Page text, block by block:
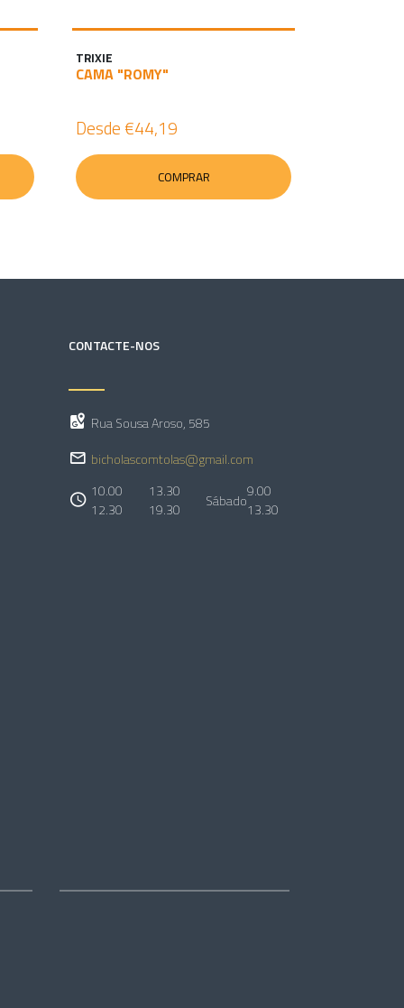
TRIXIE
CAMA "ROMY"
Desde €44,19
COMPRAR
CONTACTE-NOS
Rua Sousa Aroso, 585
bicholascomtolas@gmail.com
10.00
12.30
13.30
19.30
Sábado9.00
13.30